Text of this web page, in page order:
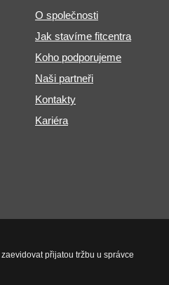
O společnosti
Jak stavíme fitcentra
Koho podporujeme
Naši partneři
Kontakty
Kariéra
přijatou tržbu u správce